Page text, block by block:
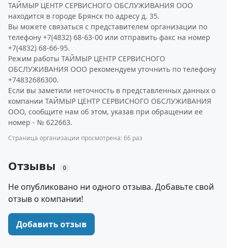
ТАЙМЫР ЦЕНТР СЕРВИСНОГО ОБСЛУЖИВАНИЯ ООО
находится в городе Брянск по адресу д. 35.
Вы можете связаться с представителем организации по
телефону +7(4832) 68-63-00 или отправить факс на номер
+7(4832) 68-66-95.
Режим работы ТАЙМЫР ЦЕНТР СЕРВИСНОГО
ОБСЛУЖИВАНИЯ ООО рекомендуем уточнить по телефону
+74832686300.
Если вы заметили неточность в представленных данных о
компании ТАЙМЫР ЦЕНТР СЕРВИСНОГО ОБСЛУЖИВАНИЯ
ООО, сообщите нам об этом, указав при обращении ее
номер - № 622663.
Страница организации просмотрена: 66 раз
Отзывы 0
Не опубликовано ни одного отзыва. Добавьте свой
отзыв о компании!
Добавить отзыв